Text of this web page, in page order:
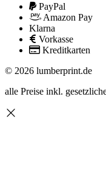
PayPal
Amazon Pay
Klarna
Vorkasse
Kreditkarten
© 2026 lumberprint.de
alle Preise inkl.